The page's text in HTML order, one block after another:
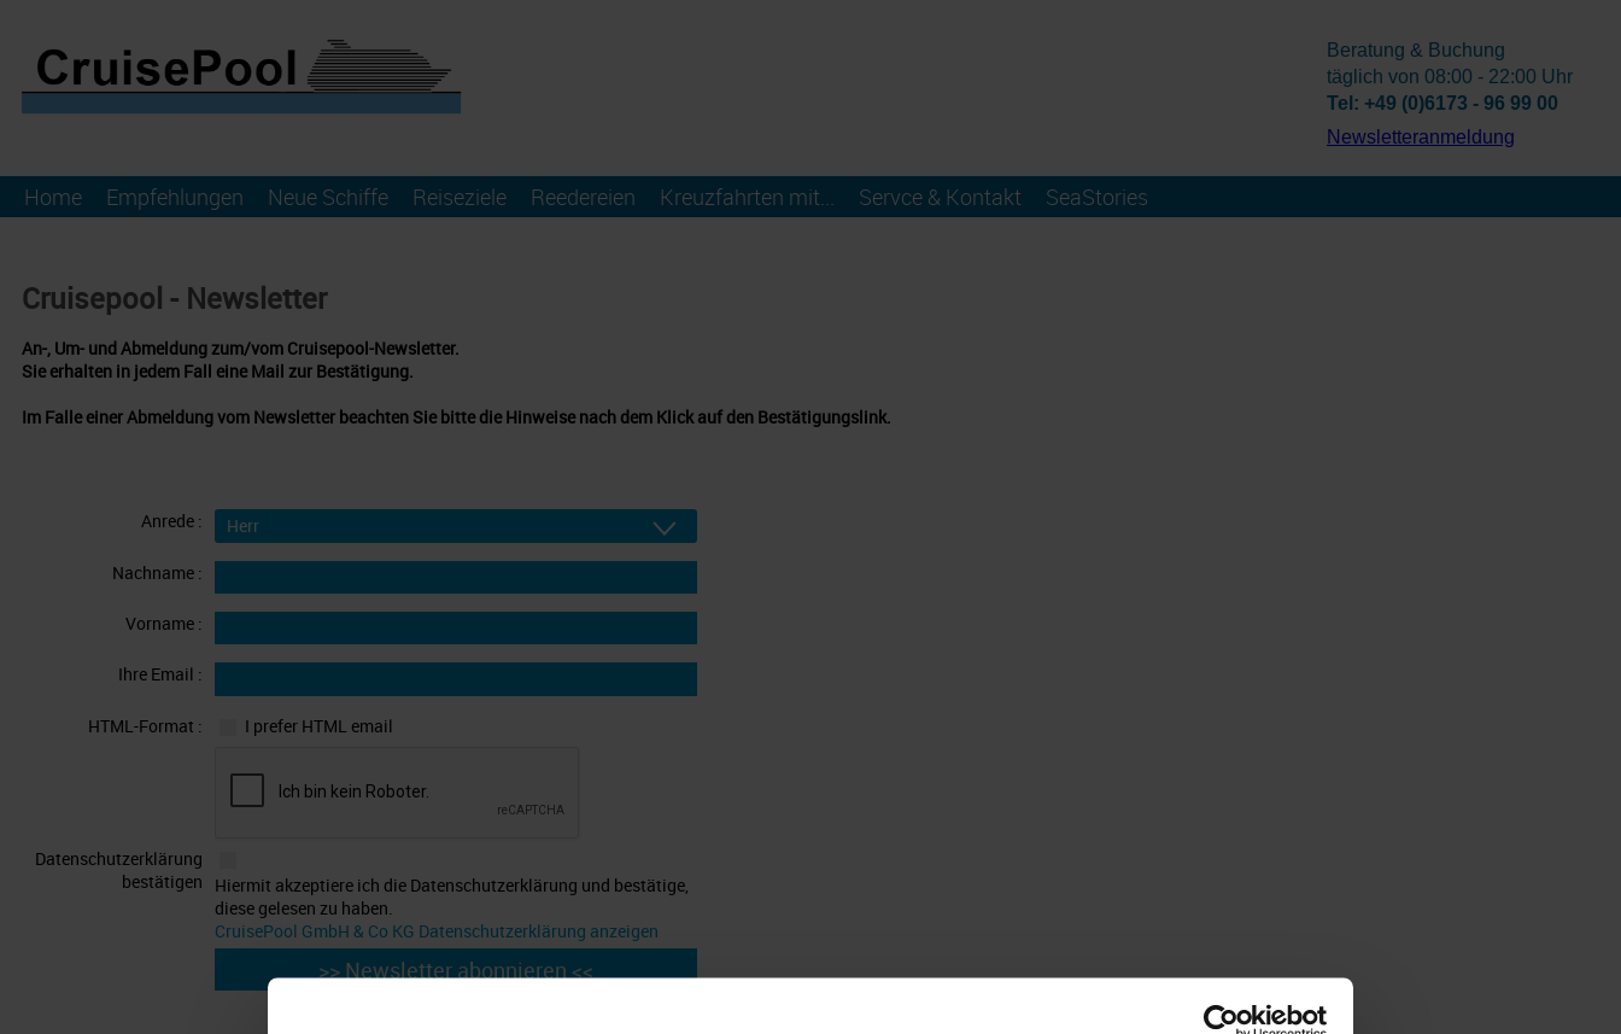
Home Empfehlungen Neue Schiffe Reiseziele Reedereien Kreuzfahrten mit... Servce & Kontakt SeaStories
Beratung & Buchung
täglich von 08:00 - 22:00 Uhr
Tel: +49 (0)6173 - 96 99 00
­Newsletteranmeldung
Cruisepool - Newsletter
An-, Um- und Abmeldung zum/vom Cruisepool-Newsletter.
Sie erhalten in jedem Fall eine Mail zur Bestätigung.
Im Falle einer Abmeldung vom Newsletter beachten Sie bitte die Hinweise nach dem Klick auf den Bestätigungslink.
Anrede :
Nachname :
Vorname :
Ihre Email :
HTML-Format : I prefer HTML email
Datenschutzerklärung
bestätigen
Hiermit akzeptiere ich die Datenschutzerklärung und bestätige,
diese gelesen zu haben.
CruisePool GmbH & Co KG Datenschutzerklärung anzeigen